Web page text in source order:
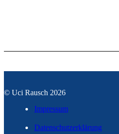
© Uci Rausch 2026
Impressum
Datenschutzerklärung